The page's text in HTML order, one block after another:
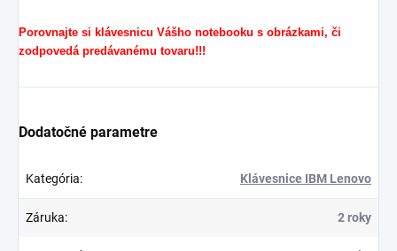
Porovnajte si klávesnicu Vášho notebooku s obrázkami, či
zodpovedá predávanému tovaru!!!
Dodatočné parametre
Kategória: Klávesnice IBM Lenovo
Záruka: 2 roky